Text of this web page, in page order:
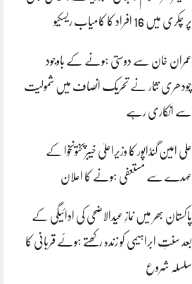
پر چکری میں 16 افراد کا کامیاب ریسکیو
عمران خان سے دوستی ہونے کے باوجود
چودھری نثار نے تحریک انصاف میں شمولیت
سے انکاری رہے
علی امین گنڈاپور کا وزیراعلیٰ خیبرپختونخوا کے
عہدے سے مستعفی ہونے کا اعلان
پاکستان بھر میں نمازِ عیدالاضحی کی ادائیگی کے
بعد سنتِ ابراہیمی کو زندہ رکھتے ہوئے قربانی کا
سلسلہ شروع